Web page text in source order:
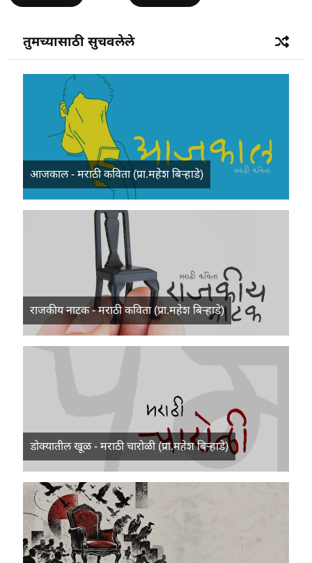
तुमच्यासाठी सुचवलेले
आजकाल - मराठी कविता (प्रा.महेश बिऱ्हाडे)
राजकीय नाटक - मराठी कविता (प्रा.महेश बिऱ्हाडे)
डोक्यातील खूळ - मराठी चारोळी (प्रा.महेश बिऱ्हाडे)